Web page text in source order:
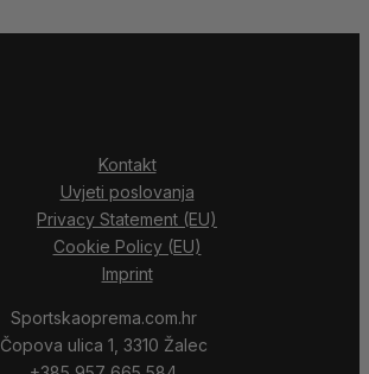
Kontakt
Uvjeti poslovanja
Privacy Statement (EU)
Cookie Policy (EU)
Imprint
Sportskaoprema.com.hr
Čopova ulica 1, 3310 Žalec